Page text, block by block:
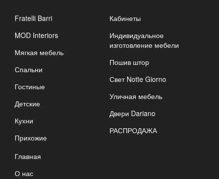
Fratelli Barri
MOD Interiors
Мягкая мебель
Спальни
Гостиные
Детские
Кухни
Прихожие
Кабинеты
Индивидуальное
изготовление мебели
Пошив штор
Свет Notte Giorno
Уличная мебель
Двери Dariano
РАСПРОДАЖА
Главная
О нас